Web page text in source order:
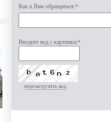
Как к Вам обращаться:*
Введите код с картинки:*
перезагрузить код